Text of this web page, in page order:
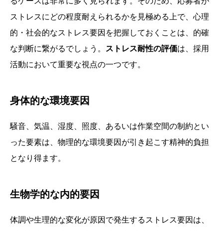
ストレスにどの程度耐えられるかを見極める上で、心理
的・社会的なストレス要因を把握しておくことは、的確
な判断に繋がるでしょう。
ストレス耐性の評価は、採用
活動において重要な視点の一つです。
身体的な環境要因
騒音、気温、湿度、照度、あるいは作業空間の制約とい
った要素は、物理的な環境要因が引き起こす精神的負担
となり得ます。
生物学的な内的要因
体調や生理的な変化が原因で発生するストレス要因は、